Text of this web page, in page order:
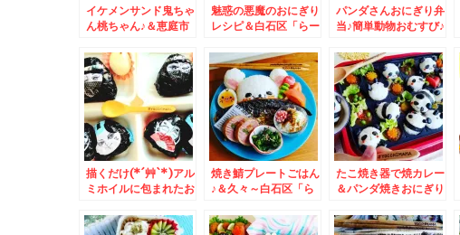
イケメンサンド鬼ちゃ
ん桃ちゃん♪＆恵庭市
んの「醤油ラーメン」
大盛～～(*´艸`*)
魅惑の悪魔のおにぎり
レシピ＆白石区「らー
「あっさり煮干しラー
メン」激ウマ煮干しラ
ーメンのお店(*´艸`*)
パンダさんおにぎり弁
当♪簡単動物おむすび♪
食堂」さんで「朝食」
「長岡式酵素玄米」で
ヘルシーモーニング
♪(*´艸`*)ワンコイン
だよ～
描くだけ(*´艸`*)アル
ミホイルに包まれたお
さんの「バカニラオロ
焼き鯖プレートごはん
♪＆久々～白石区「ら
「濃厚にぼしらーめ
たこ焼き器で焼カレー
＆パンダ焼きおにぎり
ゆら」は飲食だだけで